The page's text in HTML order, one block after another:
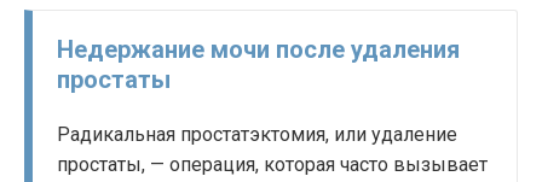
Недержание мочи после удаления
простаты
Радикальная простатэктомия, или удаление
простаты, — операция, которая часто вызывает